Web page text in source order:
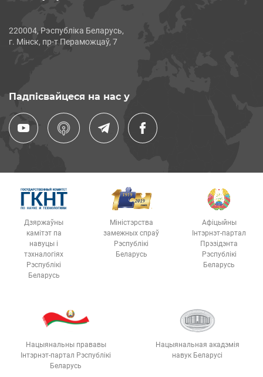
220004, Рэспубліка Беларусь,
г. Мінск, пр-т Пераможцаў, 7
Падпісвайцеся на нас у
Дзяржаўны
камітэт па
навуцы і
тэхналогіях
Рэспублікі
Беларусь
Міністэрства
замежных спраў
Рэспублікі
Беларусь
Афіцыйны
Інтэрнэт-партал
Прэзідэнта
Рэспублікі
Беларусь
Нацыянальны прававы
Інтэрнэт-партал Рэспублікі
Беларусь
Нацыянальная акадэмія
навук Беларусі